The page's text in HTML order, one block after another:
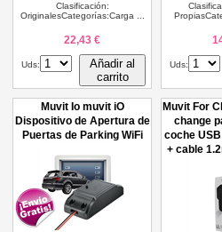
Clasificación:
OriginalesCategorías:Carga ...
22,43 €
Uds:
Añadir al
carrito
Uds:
Muvit Io muvit iO
Dispositivo de Apertura de
Puertas de Parking WiFi
Muvit For
change
coche
+ cable